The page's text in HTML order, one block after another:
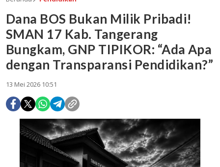
Dana BOS Bukan Milik Pribadi!
SMAN 17 Kab. Tangerang
Bungkam, GNP TIPIKOR: “Ada Apa
dengan Transparansi Pendidikan?”
13 Mei 2026 10:51